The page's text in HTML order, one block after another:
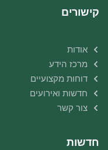
קישורים
אודות
מרכז הידע
דוחות מקצועיים
חדשות ואירועים
צור קשר
חדשות